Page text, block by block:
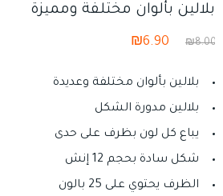
بلالين بألوان مختلفة ومميزة
₪8.00
₪6.90
بلالين بألوان مختلفة وعديدة
بلالين مدورة الشكل
يباع كل لون بظرف على حدى
شكل سادة بحجم 12 إنش
الظرف يحتوي على 25 بالون